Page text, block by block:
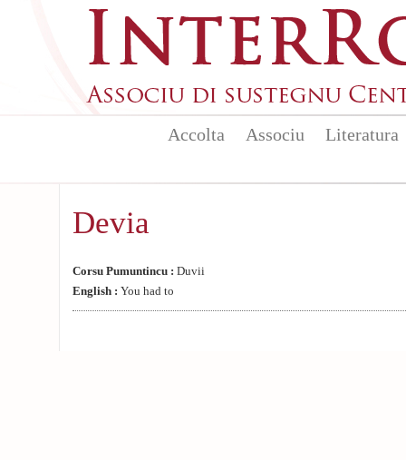
Accolta Associu Literatura
Devia
Corsu Pumuntincu : Duvii
English : You had to